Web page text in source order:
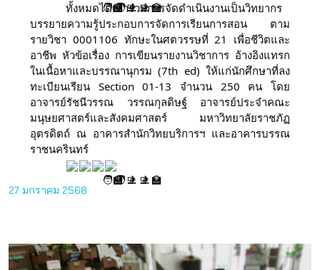
ทั้งหมดได้เข้าร่วมการจัดดำเนินงานเป็นวิทยากร
บรรยายความรู้ประกอบการจัดการเรียนการสอน ตาม
รายวิชา 0001106 ทักษะในศตวรรษที่ 21 เพื่อชีวิตและ
อาชีพ หัวข้อเรื่อง การเขียนรายงานวิชาการ อ้างอิงแทรก
ในเนื้อหาและบรรณานุกรม (7th ed) ให้แก่นักศึกษาที่ลง
ทะเบียนเรียน Section 01-13 จำนวน 250 คน โดย
อาจารย์รัชนีวรรณ วรรณกุลดิษฐ์ อาจารย์ประจำคณะ
มนุษยศาสตร์และสังคมศาสตร์ มหาวิทยาลัยราชภัฏ
อุตรดิตถ์ ณ อาคารสำนักวิทยบริการฯ และอาคารบรรณ
ราชนครินทร์
27 มกราคม 2568